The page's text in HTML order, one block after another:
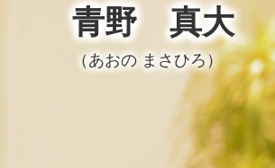
青野 真大
（あおの まさひろ）